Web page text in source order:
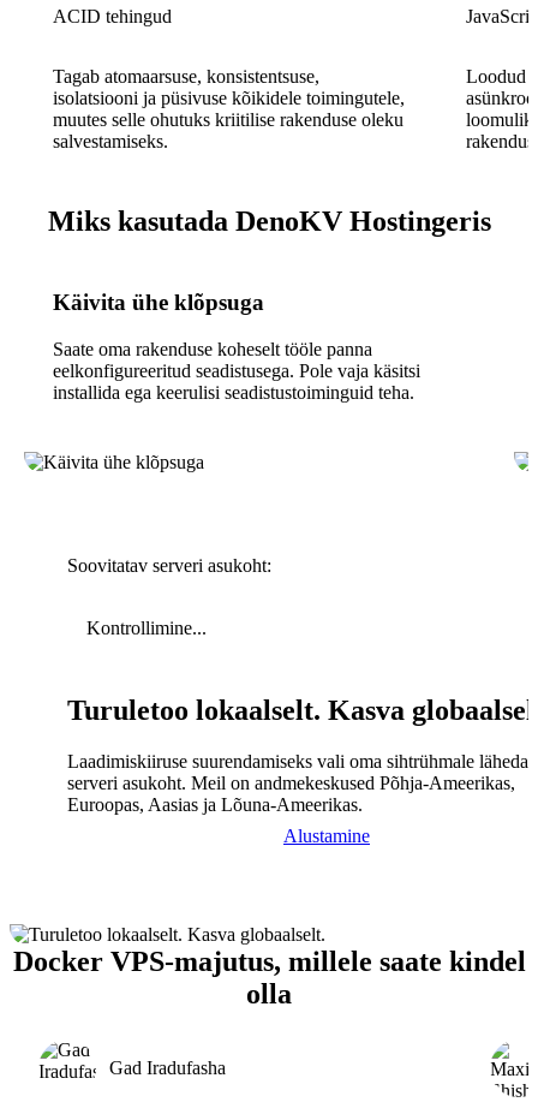
ACID tehingud
Tagab atomaarsuse, konsistentsuse,
isolatsiooni ja püsivuse kõikidele toimingutele,
muutes selle ohutuks kriitilise rakenduse oleku
salvestamiseks.
Loodud
Miks kasutada DenoKV Hostingeris
Käivita ühe klõpsuga
Saate oma rakenduse koheselt tööle panna
eelkonfigureeritud seadistusega. Pole vaja käsitsi
installida ega keerulisi seadistustoiminguid teha.
Soovitatav serveri asukoht:
Kontrollimine...
Turuletoo lokaalselt. Kasva
Laadimiskiiruse suurendamiseks vali oma sihtrühmale lähedal
serveri asukoht. Meil on andmekeskused Põhja-Ameerikas,
Euroopas, Aasias ja Lõuna-Ameerikas.
Alustamine
Docker VPS-majutus, millele saate kindel
olla
Gad Iradufasha